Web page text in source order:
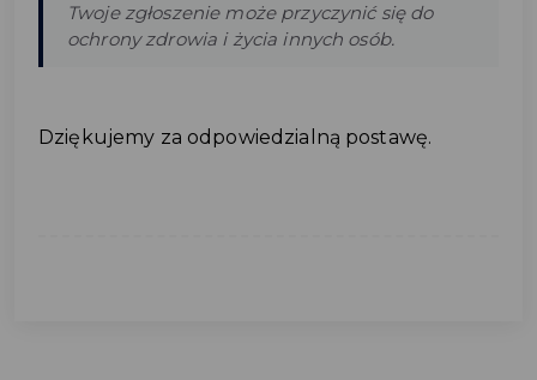
Twoje zgłoszenie może przyczynić się do
ochrony zdrowia i życia innych osób.
Dziękujemy za odpowiedzialną postawę.